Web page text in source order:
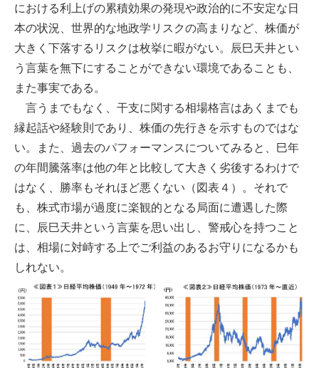
における利上げの累積効果の発現や政治的に不安定な日
本の状況、世界的な地政学リスクの高まりなど、株価が
大きく下落するリスクは枚挙に暇がない。辰巳天井とい
う言葉を無下にすることができない環境であることも、
また事実である。
言うまでもなく、干支に関する相場格言はあくまでも
縁起話や経験則であり、株価の先行きを示すものではな
い。また、過去のパフォーマンスについてみると、巳年
の年間騰落率は他の年と比較して大きく劣後するわけで
はなく、勝率もそれほど悪くない（図表４）。それで
も、株式市場が過度に楽観的となる局面に遭遇した際
に、辰巳天井という言葉を思い出し、警戒心を持つこと
は、相場に対峙する上でご利益のあるお守りになるかも
しれない。